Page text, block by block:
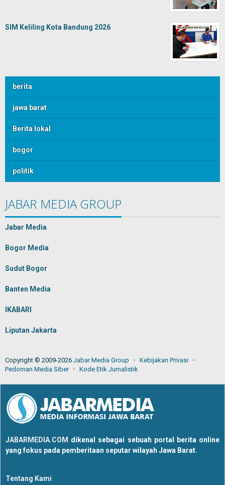
SIM Keliling Kota Bandung 2026
berita
jawa barat
Berita lokal
bogor
politik
JABAR MEDIA GROUP
Jabar Media
Bogor Media
Sudut Bogor
Banten Media
IKABARI
Liputan Jakarta
Copyright © 2009-2026 Jabar Media Group
Kebijakan Privasi
Pedoman Media Siber
Kode Etik Jurnalistik
JABARMEDIA.COM dikenal sebagai sebuah portal berita online
yang fokus pada pemberitaan seputar wilayah Jawa Barat.
Tentang Kami